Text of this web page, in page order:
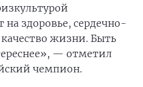
здоровье, сердечно-
жизни. Быть
— отметил
чемпион.